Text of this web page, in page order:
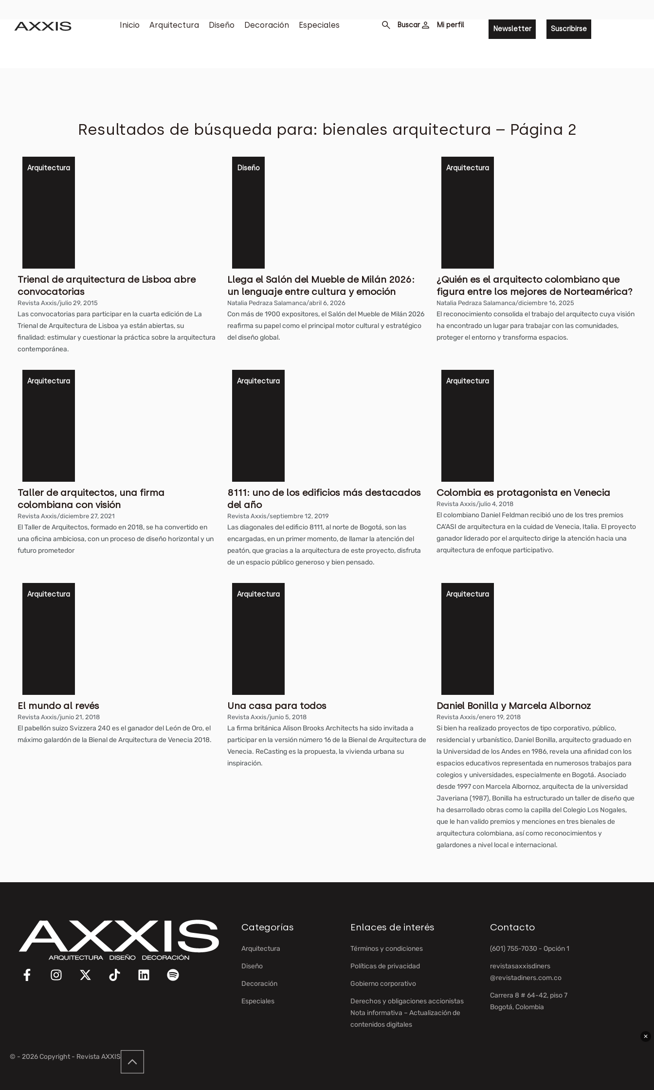
Inicio Arquitectura Diseño Decoración Especiales Buscar Mi perfil Newsletter Suscribirse
Resultados de búsqueda para: bienales arquitectura – Página 2
Arquitectura
Trienal de arquitectura de Lisboa abre
convocatorias
Revista Axxis/julio 29, 2015
Las convocatorias para participar en la cuarta edición de La
Trienal de Arquitectura de Lisboa ya están abiertas, su
finalidad: estimular y cuestionar la práctica sobre la arquitectura
contemporánea.
Diseño
Llega el Salón del Mueble de Milán 2026:
un lenguaje entre cultura y emoción
Natalia Pedraza Salamanca/abril 6, 2026
Con más de 1900 expositores, el Salón del Mueble de Milán 2026
reafirma su papel como el principal motor cultural y estratégico
del diseño global.
Arquitectura
¿Quién es el arquitecto colombiano que
figura entre los mejores de Norteamérica?
Natalia Pedraza Salamanca/diciembre 16, 2025
El reconocimiento consolida el trabajo del arquitecto cuya visión
ha encontrado un lugar para trabajar con las comunidades,
proteger el entorno y transforma espacios.
Arquitectura
Taller de arquitectos, una firma
colombiana con visión
Revista Axxis/diciembre 27, 2021
El Taller de Arquitectos, formado en 2018, se ha convertido en
una oficina ambiciosa, con un proceso de diseño horizontal y un
futuro prometedor
Arquitectura
8111: uno de los edificios más destacados
del año
Revista Axxis/septiembre 12, 2019
Las diagonales del edificio 8111, al norte de Bogotá, son las
encargadas, en un primer momento, de llamar la atención del
peatón, que gracias a la arquitectura de este proyecto, disfruta
de un espacio público generoso y bien pensado.
Arquitectura
Colombia es protagonista en Venecia
Revista Axxis/julio 4, 2018
El colombiano Daniel Feldman recibió uno de los tres premios
CA'ASI de arquitectura en la cuidad de Venecia, Italia. El proyecto
ganador liderado por el arquitecto dirige la atención hacia una
arquitectura de enfoque participativo.
Arquitectura
El mundo al revés
Revista Axxis/junio 21, 2018
El pabellón suizo Svizzera 240 es el ganador del León de Oro, el
máximo galardón de la Bienal de Arquitectura de Venecia 2018.
Arquitectura
Una casa para todos
Revista Axxis/junio 5, 2018
La firma británica Alison Brooks Architects ha sido invitada a
participar en la versión número 16 de la Bienal de Arquitectura de
Venecia. ReCasting es la propuesta, la vivienda urbana su
inspiración.
Arquitectura
Daniel Bonilla y Marcela Albornoz
Revista Axxis/enero 19, 2018
Si bien ha realizado proyectos de tipo corporativo, público,
residencial y urbanístico, Daniel Bonilla, arquitecto graduado en
la Universidad de los Andes en 1986, revela una afinidad con los
espacios educativos representada en numerosos trabajos para
colegios y universidades, especialmente en Bogotá. Asociado
desde 1997 con Marcela Albornoz, arquitecta de la universidad
Javeriana (1987), Bonilla ha estructurado un taller de diseño que
ha desarrollado obras como la capilla del Colegio Los Nogales,
que le han valido premios y menciones en tres bienales de
arquitectura colombiana, así como reconocimientos y
galardones a nivel local e internacional.
✕
Categorías
Arquitectura
Diseño
Decoración
Especiales
Enlaces de interés
Términos y condiciones
Políticas de privacidad
Gobierno corporativo
Derechos y obligaciones accionistas
Nota informativa – Actualización de
contenidos digitales
Contacto
(601) 755-7030 - Opción 1
revistasaxxisdiners
@revistadiners.com.co
Carrera 8 # 64-42, piso 7
Bogotá, Colombia
© - 2026 Copyright - Revista AXXIS